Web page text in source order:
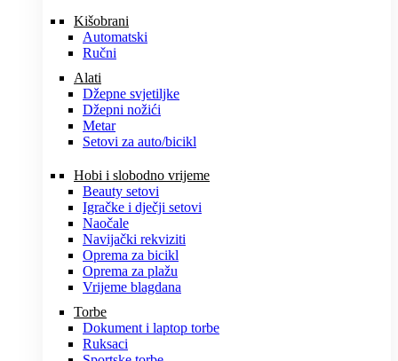
Kišobrani
Automatski
Ručni
Alati
Džepne svjetiljke
Džepni nožići
Metar
Setovi za auto/bicikl
Hobi i slobodno vrijeme
Beauty setovi
Igračke i dječji setovi
Naočale
Navijački rekviziti
Oprema za bicikl
Oprema za plažu
Vrijeme blagdana
Torbe
Dokument i laptop torbe
Ruksaci